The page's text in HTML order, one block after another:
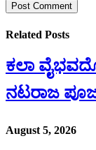
Related Posts
ಕಲಾ
ನಟರಾಜ
August 5, 2026